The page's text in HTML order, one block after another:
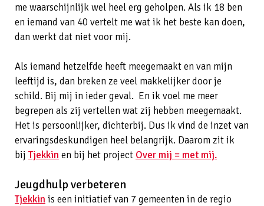
me waarschijnlijk wel heel erg geholpen. Als ik 18 ben
en iemand van 40 vertelt me wat ik het beste kan doen,
dan werkt dat niet voor mij.
Als iemand hetzelfde heeft meegemaakt en van mijn
leeftijd is, dan breken ze veel makkelijker door je
schild. Bij mij in ieder geval. En ik voel me meer
begrepen als zij vertellen wat zij hebben meegemaakt.
Het is persoonlijker, dichterbij. Dus ik vind de inzet van
ervaringsdeskundigen heel belangrijk. Daarom zit ik
bij Tjekkin en bij het project Over mij = met mij.
Jeugdhulp verbeteren
Tjekkin is een initiatief van 7 gemeenten in de regio